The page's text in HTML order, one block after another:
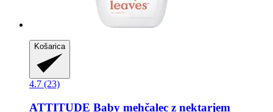
Košarica
4.7 (23)
ATTITUDE Baby mehčalec z nektarjem